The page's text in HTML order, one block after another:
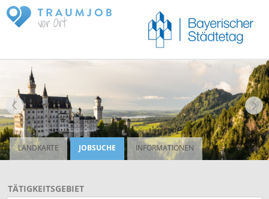
LANDKARTE JOBSUCHE INFORMATIONEN
TÄTIGKEITSGEBIET